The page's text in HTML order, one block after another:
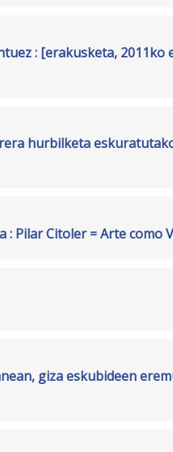
: [erakusketa, 2011ko
hurbilketa
: Pilar Citoler = Arte como
giza eskubideen